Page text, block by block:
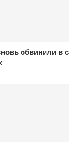
обвинили в